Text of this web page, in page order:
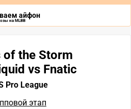
айфон
на MLBB
of the Storm
vs Fnatic
Pro League
этап